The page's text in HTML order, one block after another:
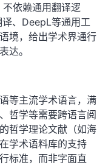
依赖通用翻译逻
、DeepL等通用工
境，给出学术界通行
达。
等主流学术语言，满
哲学等需要跨语言阅
哲学理论文献（如海
学术语料库的支持
标准，而非字面直